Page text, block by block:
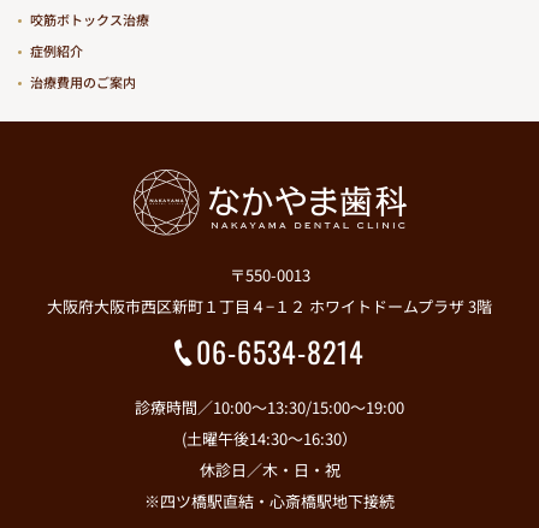
咬筋ボトックス治療
症例紹介
治療費用のご案内
〒550-0013
大阪府大阪市西区新町１丁目４−１２ ホワイトドームプラザ 3階
06-6534-8214
診療時間／10:00～13:30/15:00～19:00
(土曜午後14:30～16:30）
休診日／木・日・祝
※四ツ橋駅直結・心斎橋駅地下接続